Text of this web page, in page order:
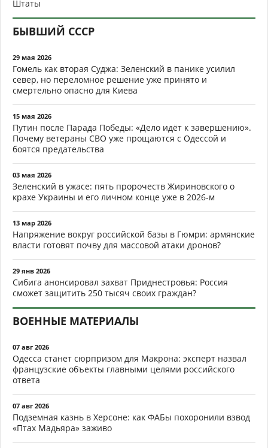
Штаты
БЫВШИЙ СССР
29 мая 2026
Гомель как вторая Суджа: Зеленский в панике усилил
север, но переломное решение уже принято и
смертельно опасно для Киева
15 мая 2026
Путин после Парада Победы: «Дело идёт к завершению».
Почему ветераны СВО уже прощаются с Одессой и
боятся предательства
03 мая 2026
Зеленский в ужасе: пять пророчеств Жириновского о
крахе Украины и его личном конце уже в 2026-м
13 мар 2026
Напряжение вокруг российской базы в Гюмри: армянские
власти готовят почву для массовой атаки дронов?
29 янв 2026
Сибига анонсировал захват Приднестровья: Россия
сможет защитить 250 тысяч своих граждан?
ВОЕННЫЕ МАТЕРИАЛЫ
07 авг 2026
Одесса станет сюрпризом для Макрона: эксперт назвал
французские объекты главными целями российского
ответа
07 авг 2026
Подземная казнь в Херсоне: как ФАБы похоронили взвод
«Птах Мадьяра» заживо